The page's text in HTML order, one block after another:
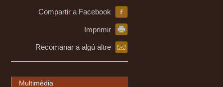
Compartir a Facebook
Imprimir
Recomanar a algú altre
Multimèdia